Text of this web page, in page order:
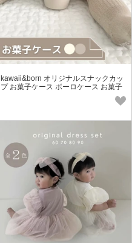
kawaii&born オリジナルスナックカッ
プ お菓子ケース ボーロケース お菓子